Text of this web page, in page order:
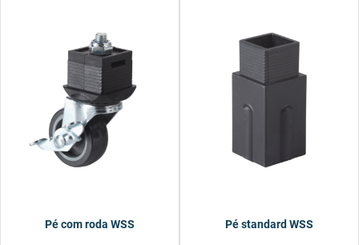
Pé com roda WSS Pé standard WSS